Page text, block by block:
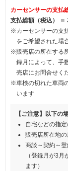
カーセンサーの支払
支払総額（税込） ＝
※カーセンサーの支
をご希望された場
※販売店の所在する
録月によって、手
売店にお問合せく
※車検の切れた車両
います
【ご注意】以下の
自宅などの指
販売店所在地
商談～契約～
（登録月が3
ます）